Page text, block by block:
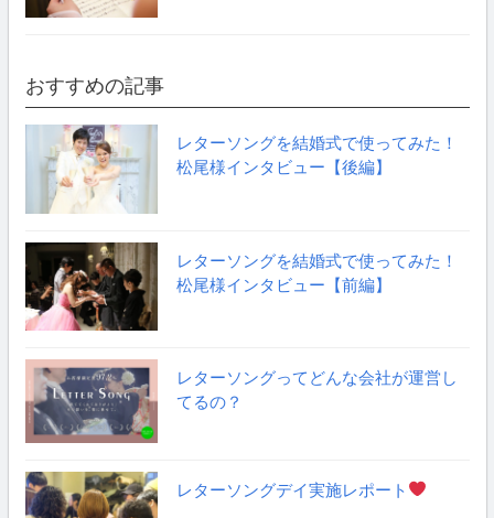
おすすめの記事
レターソングを結婚式で使ってみた！
松尾様インタビュー【後編】
レターソングを結婚式で使ってみた！
松尾様インタビュー【前編】
レターソングってどんな会社が運営し
てるの？
レターソングデイ実施レポート